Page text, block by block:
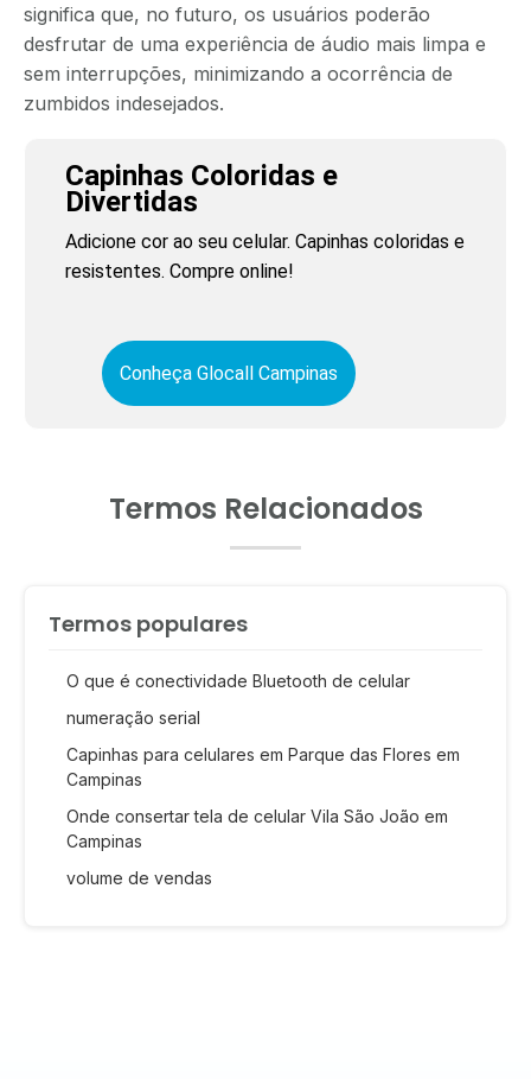
significa que, no futuro, os usuários poderão
desfrutar de uma experiência de áudio mais limpa e
sem interrupções, minimizando a ocorrência de
zumbidos indesejados.
Capinhas Coloridas e
Divertidas
Adicione cor ao seu celular. Capinhas coloridas e
resistentes. Compre online!
Conheça Glocall Campinas
Termos Relacionados
Termos populares
O que é conectividade Bluetooth de celular
numeração serial
Capinhas para celulares em Parque das Flores em
Campinas
Onde consertar tela de celular Vila São João em
Campinas
volume de vendas